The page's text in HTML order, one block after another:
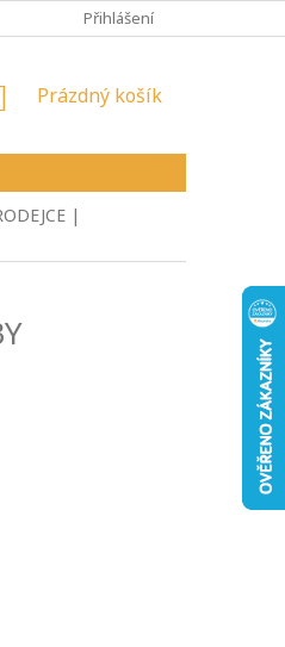
REKLAMAČNÍ ŘÁD
Přihlášení
NÁKUPNÍ
Prázdný košík
|